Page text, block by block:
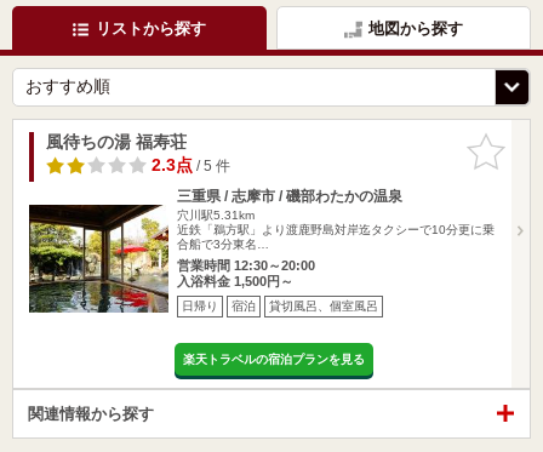
リストから探す 地図から探す
お気に入
りに追加
風待ちの湯 福寿荘
2.3点/ 5 件
三重県 / 志摩市 / 磯部わたかの温泉
穴川駅5.31km
近鉄「鵜方駅」より渡鹿野島対岸迄タクシーで10分更に乗
合船で3分東名…
営業時間 12:30～20:00
入浴料金 1,500円～
日帰り 宿泊 貸切風呂、個室風呂
楽天トラベルの宿泊プランを見る
関連情報から探す